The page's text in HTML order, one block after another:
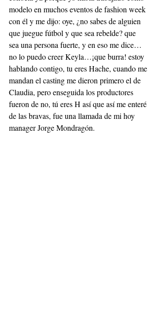
modelo en muchos eventos de fashion week
con él y me dijo: oye, ¿no sabes de alguien
que juegue fútbol y que sea rebelde? que
sea una persona fuerte, y en eso me dice…
no lo puedo creer Keyla…¡que burra! estoy
hablando contigo, tu eres Hache, cuando me
mandan el casting me dieron primero el de
Claudia, pero enseguida los productores
fueron de no, tú eres H así que así me enteré
de las bravas, fue una llamada de mi hoy
manager Jorge Mondragón.